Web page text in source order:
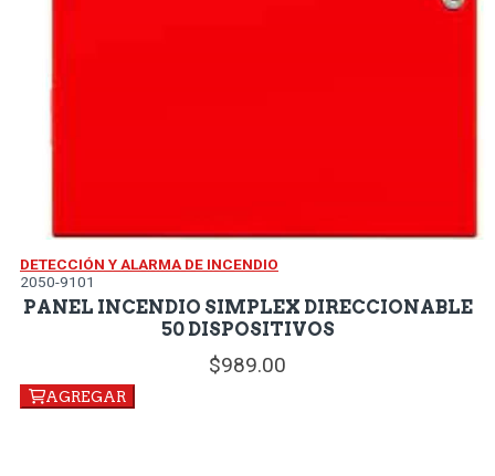
DETECCIÓN Y ALARMA DE INCENDIO
2050-9101
PANEL INCENDIO SIMPLEX DIRECCIONABLE
50 DISPOSITIVOS
989.00
AGREGAR